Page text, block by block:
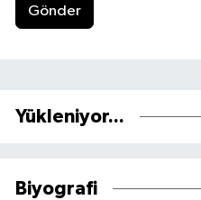
Gönder
Yükleniyor...
Biyografi